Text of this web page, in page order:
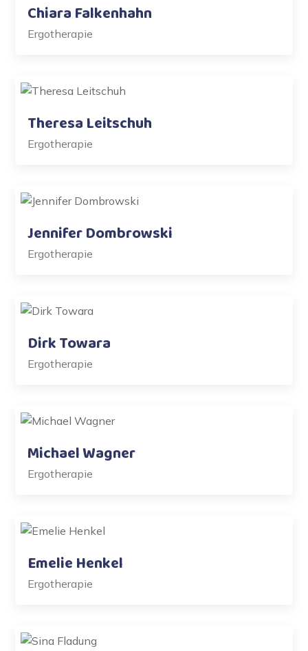
Chiara Falkenhahn
Ergotherapie
Theresa Leitschuh
Ergotherapie
Jennifer Dombrowski
Ergotherapie
Dirk Towara
Ergotherapie
Michael Wagner
Ergotherapie
Emelie Henkel
Ergotherapie